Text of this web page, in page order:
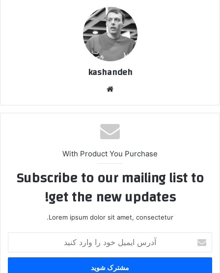
kashandeh
With Product You Purchase
Subscribe to our mailing list to
get the new updates!
Lorem ipsum dolor sit amet, consectetur.
ایمیل
خود